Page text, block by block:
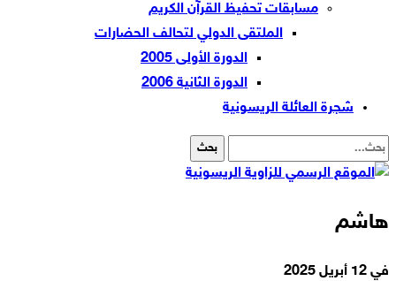
مسابقات تحفيظ القرآن الكريم
الملتقى الدولي لتحالف الحضارات
الدورة الأولى 2005
الدورة الثانية 2006
شجرة العائلة الريسونية
هاشم
في 12 أبريل 2025